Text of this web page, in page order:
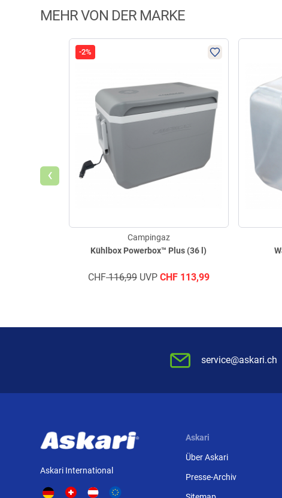
MEHR VON DER MARKE
-2%
Kühlbox Powerbox™ Plus (36 l)
Campingaz
CHF116,99UVP CHF113,99
‹
service@askari.ch
Askari International
Askari
Über Askari
Presse-Archiv